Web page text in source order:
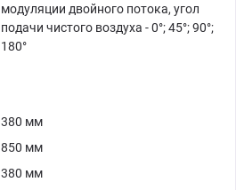
модуляции двойного потока, угол
подачи чистого воздуха - 0°; 45°; 90°;
180°
380 мм
850 мм
380 мм